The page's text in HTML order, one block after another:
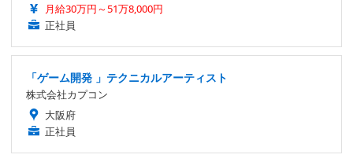
月給30万円～51万8,000円
正社員
「ゲーム開発 」テクニカルアーティスト
株式会社カプコン
大阪府
正社員